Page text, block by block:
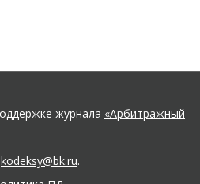
журнала «Арбитражный
kodeksy@bk.ru.